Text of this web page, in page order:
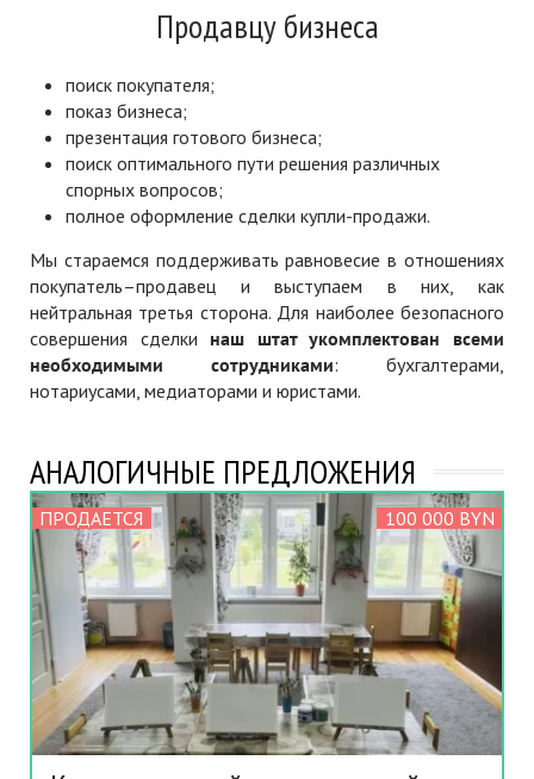
Продавцу бизнеса
поиск покупателя;
показ бизнеса;
презентация готового бизнеса;
поиск оптимального пути решения различных
спорных вопросов;
полное оформление сделки купли-продажи.
Мы стараемся поддерживать равновесие в отношениях
покупатель–продавец и выступаем в них, как
нейтральная третья сторона. Для наиболее безопасного
совершения сделки наш штат укомплектован всеми
необходимыми сотрудниками: бухгалтерами,
нотариусами, медиаторами и юристами.
АНАЛОГИЧНЫЕ ПРЕДЛОЖЕНИЯ
ПРОДАЕТСЯ 100 000 BYN